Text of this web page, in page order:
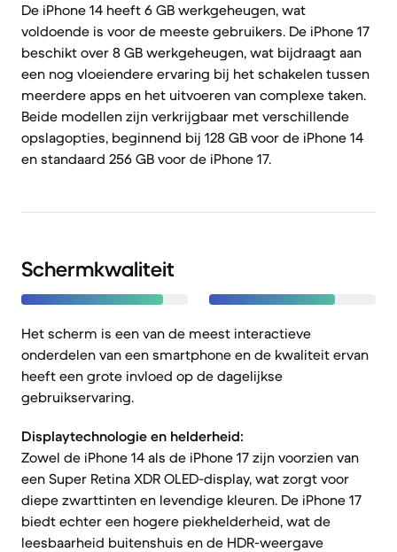
De iPhone 14 heeft 6 GB werkgeheugen, wat
voldoende is voor de meeste gebruikers. De iPhone 17
beschikt over 8 GB werkgeheugen, wat bijdraagt aan
een nog vloeiendere ervaring bij het schakelen tussen
meerdere apps en het uitvoeren van complexe taken.
Beide modellen zijn verkrijgbaar met verschillende
opslagopties, beginnend bij 128 GB voor de iPhone 14
en standaard 256 GB voor de iPhone 17.
Schermkwaliteit
Het scherm is een van de meest interactieve
onderdelen van een smartphone en de kwaliteit ervan
heeft een grote invloed op de dagelijkse
gebruikservaring.
Displaytechnologie en helderheid:
Zowel de iPhone 14 als de iPhone 17 zijn voorzien van
een Super Retina XDR OLED-display, wat zorgt voor
diepe zwarttinten en levendige kleuren. De iPhone 17
biedt echter een hogere piekhelderheid, wat de
leesbaarheid buitenshuis en de HDR-weergave